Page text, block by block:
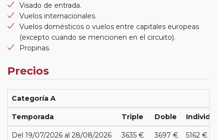
Visado de entrada.
Vuelos internacionales.
Vuelos domésticos o vuelos entre capitales europeas
(excepto cuando se mencionen en el circuito).
Propinas.
Precios
Categoría A
Temporada Triple Doble
Del 19/07/2026 al 28/08/2026 3635 € 3697 € 5162 €